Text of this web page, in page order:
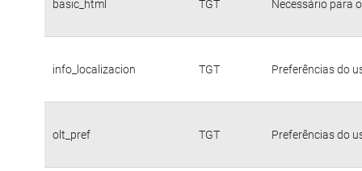
basic_html TGT Necessário para
info_localizacion TGT Preferências do
olt_pref TGT Preferências do